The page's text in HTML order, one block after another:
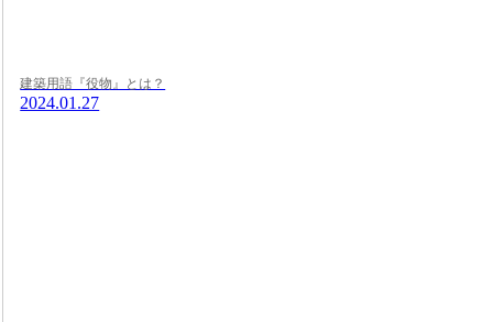
建築用語『役物』とは？
2024.01.27